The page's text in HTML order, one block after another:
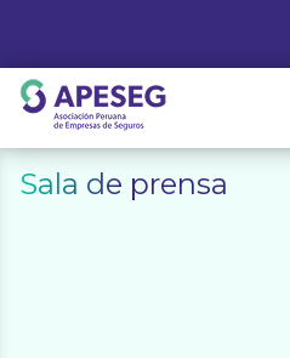
content
APESEG
Sala de prensa